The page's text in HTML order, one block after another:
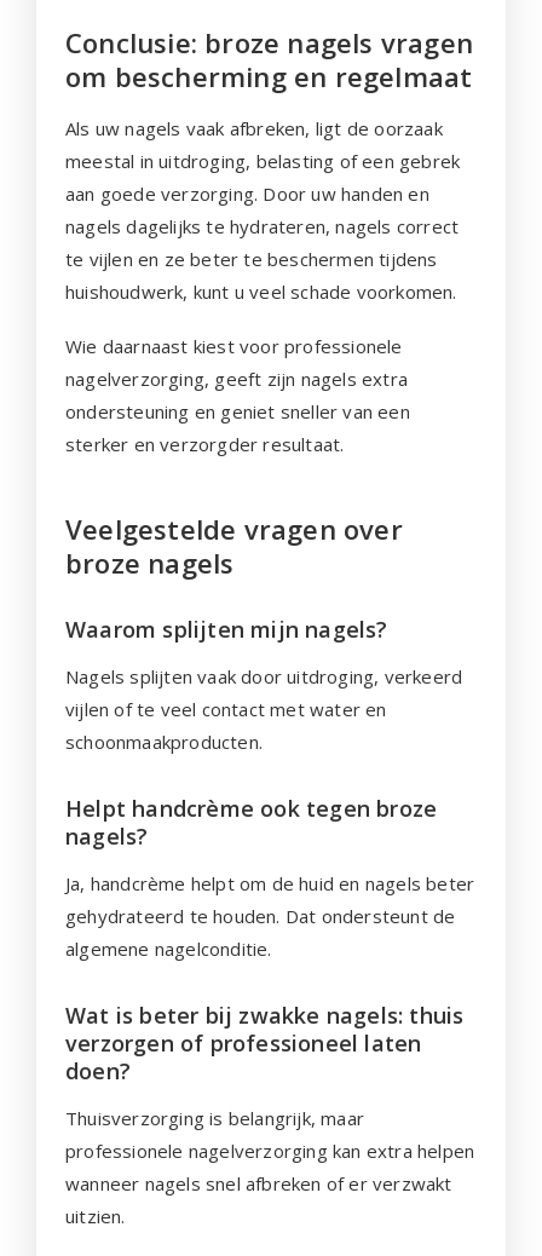
Conclusie: broze nagels vragen
om bescherming en regelmaat
Als uw nagels vaak afbreken, ligt de oorzaak
meestal in uitdroging, belasting of een gebrek
aan goede verzorging. Door uw handen en
nagels dagelijks te hydrateren, nagels correct
te vijlen en ze beter te beschermen tijdens
huishoudwerk, kunt u veel schade voorkomen.
Wie daarnaast kiest voor professionele
nagelverzorging, geeft zijn nagels extra
ondersteuning en geniet sneller van een
sterker en verzorgder resultaat.
Veelgestelde vragen over
broze nagels
Waarom splijten mijn nagels?
Nagels splijten vaak door uitdroging, verkeerd
vijlen of te veel contact met water en
schoonmaakproducten.
Helpt handcrème ook tegen broze
nagels?
Ja, handcrème helpt om de huid en nagels beter
gehydrateerd te houden. Dat ondersteunt de
algemene nagelconditie.
Wat is beter bij zwakke nagels: thuis
verzorgen of professioneel laten
doen?
Thuisverzorging is belangrijk, maar
professionele nagelverzorging kan extra helpen
wanneer nagels snel afbreken of er verzwakt
uitzien.